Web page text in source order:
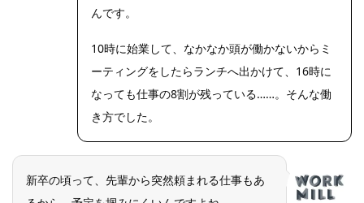
んです。
10時に始業して、なかなか頭が働かないからミ
ーティングをしたらランチへ出かけて、16時に
なっても仕事の8割が残っている……。そんな働
き方でした。
新卒の頃って、先輩から突然頼まれる仕事もあ